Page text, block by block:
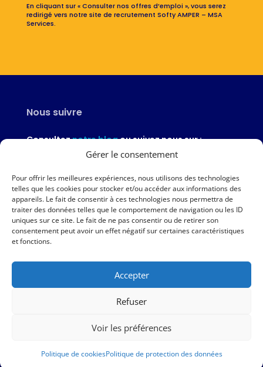
Gérer le consentement
Pour offrir les meilleures expériences, nous utilisons des technologies
telles que les cookies pour stocker et/ou accéder aux informations des
appareils. Le fait de consentir à ces technologies nous permettra de
traiter des données telles que le comportement de navigation ou les ID
uniques sur ce site. Le fait de ne pas consentir ou de retirer son
consentement peut avoir un effet négatif sur certaines caractéristiques
et fonctions.
Accepter
Refuser
Voir les préférences
Politique de cookiesPolitique de protection des données
En cliquant sur « Consulter nos offres d’emploi », vous serez
redirigé vers notre site de recrutement Softy AMPER – MSA
Services.
Nous suivre
Consulteznotre blogou suivez nous sur :
Nous contacter
02 97 46 51 97
Nous écrire
AMPER – 6 avenue du Général Borgnis-Desbordes – VANNES
Politique de protection des données
Politique de cookies